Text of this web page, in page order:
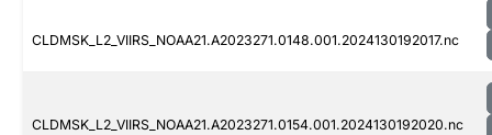
CLDMSK_L2_VIIRS_NOAA21.A2023271.0148.001.2024130192017.nc
CLDMSK_L2_VIIRS_NOAA21.A2023271.0154.001.2024130192020.nc